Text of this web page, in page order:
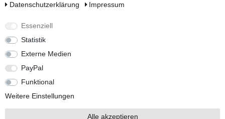
Versandarten
Weitere Informationen finden Sie auf unseren Ratgeber Seiten:
Zum Regenwasserpumpe Ratgeber.
Daten­schutz­erklärung
Impressum
Essenziell
Statistik
Externe Medien
PayPal
Funktional
Weitere Einstellungen
Alle akzeptieren